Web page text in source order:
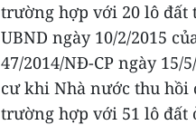
trường hợp với 20 lô đất
UBND ngày 10/2/2015
47/2014/NĐ-CP ngày
cư khi Nhà nước thu hồi
trường hợp với 51 lô